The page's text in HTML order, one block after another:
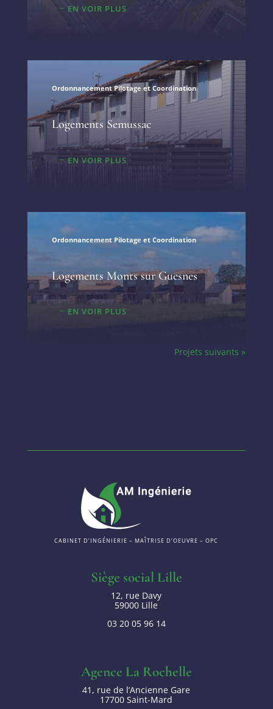
EN VOIR PLUS
Ordonnancement Pilotage et Coordination
Logements Semussac
EN VOIR PLUS
Ordonnancement Pilotage et Coordination
Logements Monts sur Guesnes
EN VOIR PLUS
Projets suivants »
CABINET D’INGÉNIERIE – MAÎTRISE D’OEUVRE – OPC
Siège social Lille
12, rue Davy
59000 Lille
03 20 05 96 14
Agence La Rochelle
41, rue de l’Ancienne Gare
17700 Saint-Mard